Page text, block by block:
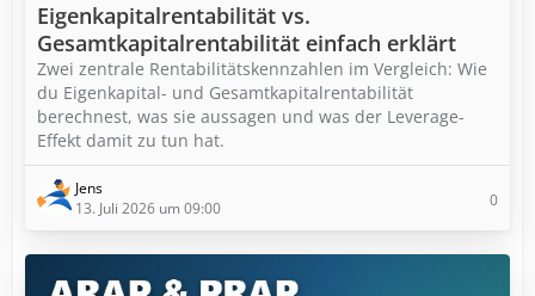
Eigenkapitalrentabilität vs.
Gesamtkapitalrentabilität einfach erklärt
Zwei zentrale Rentabilitätskennzahlen im Vergleich: Wie
du Eigenkapital- und Gesamtkapitalrentabilität
berechnest, was sie aussagen und was der Leverage-
Effekt damit zu tun hat.
Jens
13. Juli 2026 um 09:00
0